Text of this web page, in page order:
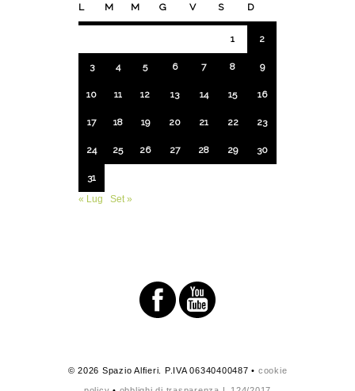
L M M G V S D
1 2
3 4 5 6 7 8 9
10 11 12 13 14 15 16
17 18 19 20 21 22 23
24 25 26 27 28 29 30
31
« Lug
Set »
© 2026 Spazio Alfieri. P.IVA 06340400487 • cookie